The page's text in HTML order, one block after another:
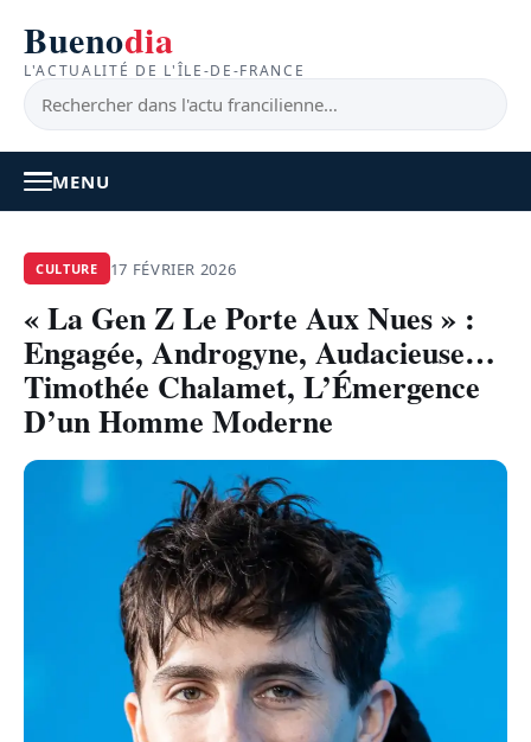
Buenodia
L'ACTUALITÉ DE L'ÎLE-DE-FRANCE
MENU
ACTUALITÉ
BONS PLANS
FEEL GOOD
FAITS DIVERS
TRANSPORTS
ÉCONOMIE
POLITIQUE
CULTURE 17 FÉVRIER 2026
« La Gen Z Le Porte Aux Nues » :
Engagée, Androgyne, Audacieuse…
Timothée Chalamet, L’Émergence
D’un Homme Moderne